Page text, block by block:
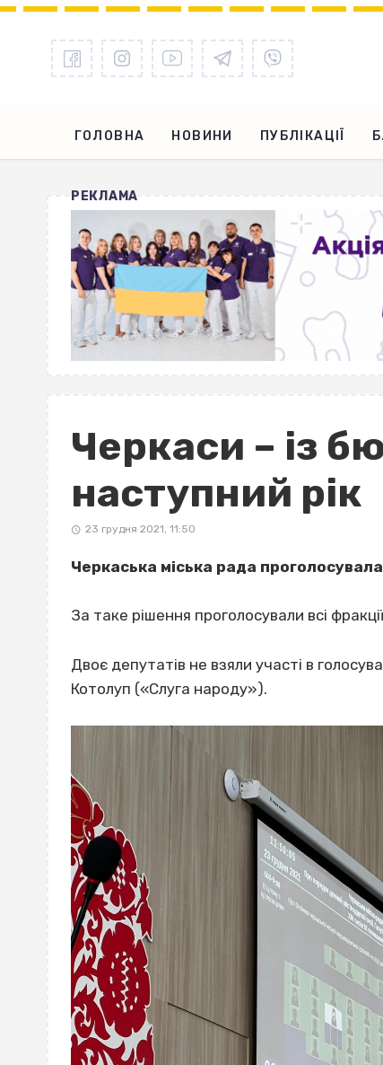
ГОЛОВНА НОВИНИ ПУБЛІКАЦІЇ
РЕКЛАМА
Черкаси – із
наступний рік
23 грудня 2021, 11:50
Черкаська міська рада
За таке рішення проголосували всі
Двоє депутатів не взяли участі в
Котолуп («Слуга народу»).